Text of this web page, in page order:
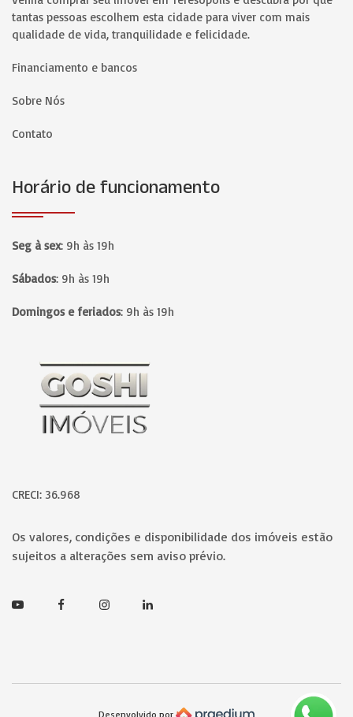
tantas pessoas escolhem esta cidade para viver com mais
qualidade de vida, tranquilidade e felicidade.
Financiamento e bancos
Sobre Nós
Contato
Horário de funcionamento
Seg à sex: 9h às 19h
Sábados: 9h às 19h
Domingos e feriados: 9h às 19h
Página inicial
CRECI: 36.968
Os valores, condições e disponibilidade dos imóveis estão
sujeitos a alterações sem aviso prévio.
Youtube FacebookInstagramLinkedin
Desenvolvido por